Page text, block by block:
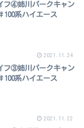
フ④姉川パークキャン
100系ハイエース
2021.11.24
フ③姉川パークキャン
100系ハイエース
2021.11.22